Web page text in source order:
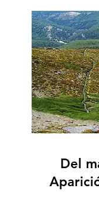
Del